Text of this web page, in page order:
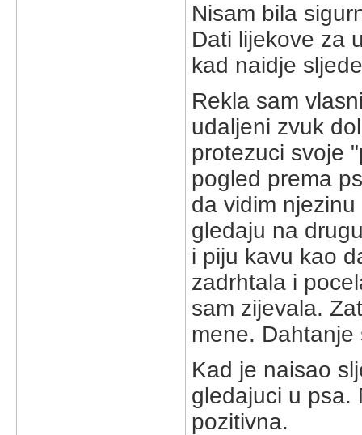
Nisam bila
Dati lijekove za
kad naidje
Rekla sam
udaljeni zvuk
protezuci svoje
pogled prema
da vidim
gledaju na
i piju kavu kao
zadrhtala i
sam zijevala.
mene.
Kad je naisao
gledajuci u psa.
pozitivna.